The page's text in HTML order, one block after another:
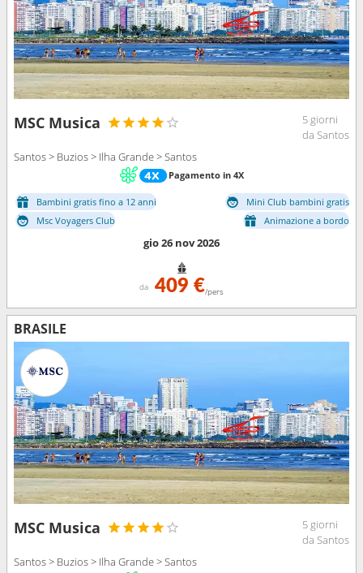
MSC Musica
5 giorni
da Santos
Santos > Buzios > Ilha Grande > Santos
Pagamento in 4X
Bambini gratis fino a 12 anni
Mini Club bambini gratis
Msc Voyagers Club
Animazione a bordo
gio 26 nov 2026
da 409 €/pers
BRASILE
MSC Musica
5 giorni
da Santos
Santos > Buzios > Ilha Grande > Santos